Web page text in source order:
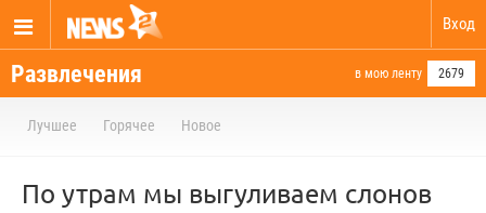
Вход
Развлечения в мою ленту 2679
Лучшее Горячее Новое
По утрам мы выгуливаем слонов